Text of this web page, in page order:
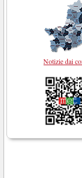
Notizie dai